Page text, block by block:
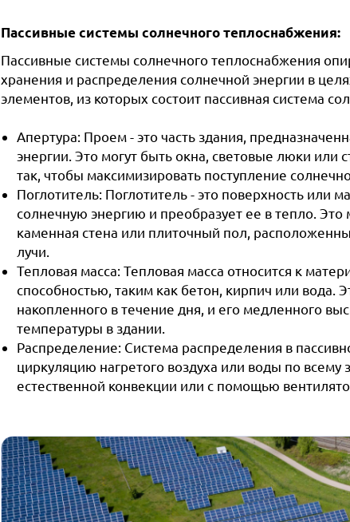
Пассивные системы солнечного теплоснабжения:
Пассивные системы солнечного теплоснабжения
хранения и распределения солнечной энергии в
элементов, из которых состоит пассивная система
Апертура: Проем - это часть здания,
энергии. Это могут быть окна, световые люки или
так, чтобы максимизировать поступление
Поглотитель: Поглотитель - это поверхность или
солнечную энергию и преобразует ее в тепло.
каменная стена или плиточный пол,
лучи.
Тепловая масса: Тепловая масса относится к
способностью, таким как бетон, кирпич или вода.
накопленного в течение дня, и его медленного
температуры в здании.
Распределение: Система распределения в
циркуляцию нагретого воздуха или воды по всему
естественной конвекции или с помощью